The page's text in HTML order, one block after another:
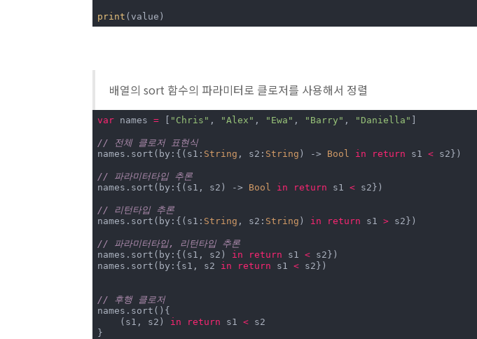
print (value)
배열의 sort 함수의 파라미터로 클로저를 사용해서 정렬
var names = [ "Chris" , "Alex" , "Ewa" , "Barry" , "Daniella" ]
// 전체 클로저 표현식
names.sort(by:{(s1: String , s2: String ) -> Bool in return s1 < s2})
// 파라미터타입 추론
names.sort(by:{(s1, s2) -> Bool in return s1 < s2})
// 리턴타입 추론
names.sort(by:{(s1: String , s2: String ) in return s1 > s2})
// 파라미터타입, 리턴타입 추론
names.sort(by:{(s1, s2) in return s1 < s2})
names.sort(by:{s1, s2 in return s1 < s2})
// 후행 클로저
names.sort(){
    (s1, s2)
in return s1 < s2
}